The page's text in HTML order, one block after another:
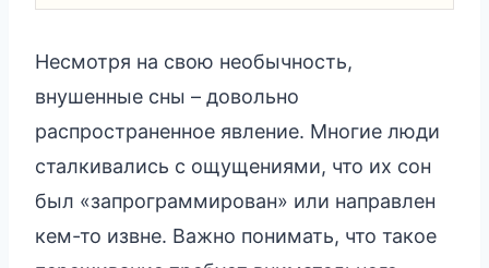
Несмотря на свою необычность,
внушенные сны – довольно
распространенное явление. Многие люди
сталкивались с ощущениями, что их сон
был «запрограммирован» или направлен
кем-то извне. Важно понимать, что такое